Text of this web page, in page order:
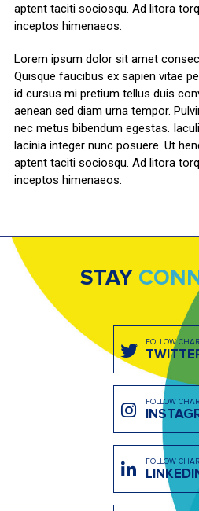
aptent taciti sociosqu. Ad litora
inceptos himenaeos.
Lorem ipsum dolor sit amet
Quisque faucibus ex sapien vitae
id cursus mi pretium tellus duis
aenean sed diam urna tempor.
nec metus bibendum egestas.
lacinia integer nunc posuere. Ut
aptent taciti sociosqu. Ad litora
inceptos himenaeos.
STAY
FOLLOW
FOLLOW
FOLLOW